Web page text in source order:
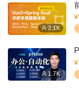
2.1K
1.7K